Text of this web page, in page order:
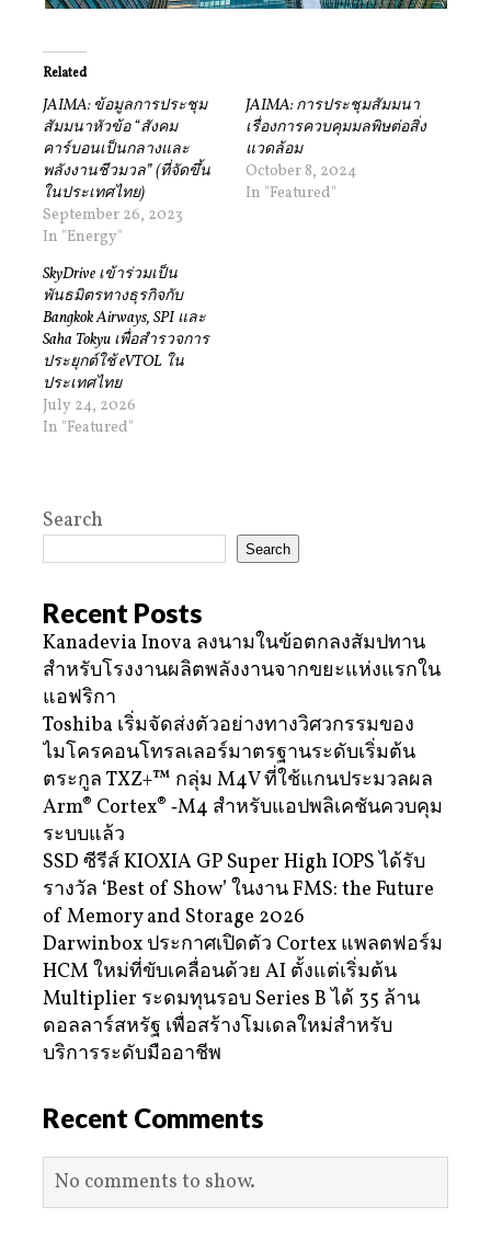
Related
JAIMA: ข้อมูลการประชุม
สัมมนาหัวข้อ “สังคม
คาร์บอนเป็นกลางและ
พลังงานชีวมวล” (ที่จัดขึ้น
ในประเทศไทย)
September 26, 2023
In "Energy"
JAIMA: การประชุมสัมมนา
เรื่องการควบคุมมลพิษต่อสิ่ง
แวดล้อม
October 8, 2024
In "Featured"
SkyDrive เข้าร่วมเป็น
พันธมิตรทางธุรกิจกับ
Bangkok Airways, SPI และ
Saha Tokyu เพื่อสำรวจการ
ประยุกต์ใช้ eVTOL ใน
ประเทศไทย
July 24, 2026
In "Featured"
Search
Search
Recent Posts
Kanadevia Inova ลงนามในข้อตกลงสัมปทาน
สำหรับโรงงานผลิตพลังงานจากขยะแห่งแรกใน
แอฟริกา
Toshiba เริ่มจัดส่งตัวอย่างทางวิศวกรรมของ
ไมโครคอนโทรลเลอร์มาตรฐานระดับเริ่มต้น
ตระกูล TXZ+™ กลุ่ม M4V ที่ใช้แกนประมวลผล
Arm® Cortex® ‑M4 สำหรับแอปพลิเคชันควบคุม
ระบบแล้ว
SSD ซีรีส์ KIOXIA GP Super High IOPS ได้รับ
รางวัล ‘Best of Show’ ในงาน FMS: the Future
of Memory and Storage 2026
Darwinbox ประกาศเปิดตัว Cortex แพลตฟอร์ม
HCM ใหม่ที่ขับเคลื่อนด้วย AI ตั้งแต่เริ่มต้น
Multiplier ระดมทุนรอบ Series B ได้ 35 ล้าน
ดอลลาร์สหรัฐ เพื่อสร้างโมเดลใหม่สำหรับ
บริการระดับมืออาชีพ
Recent Comments
No comments to show.